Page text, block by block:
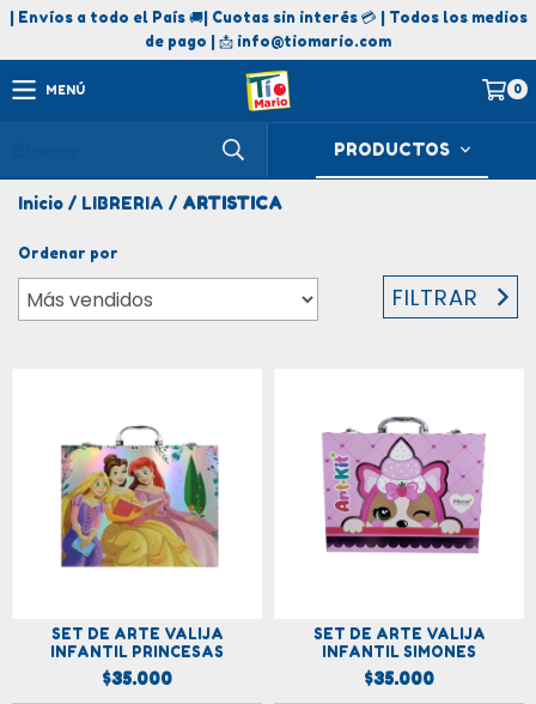
| Envíos a todo el País 🚚| Cuotas sin interés 💳 | Todos los medios
de pago | 📩 info@tiomario.com
MENÚ 0
PRODUCTOS
Inicio / LIBRERIA / ARTISTICA
Ordenar por
FILTRAR
SET DE ARTE VALIJA
INFANTIL PRINCESAS
$35.000
SET DE ARTE VALIJA
INFANTIL SIMONES
$35.000